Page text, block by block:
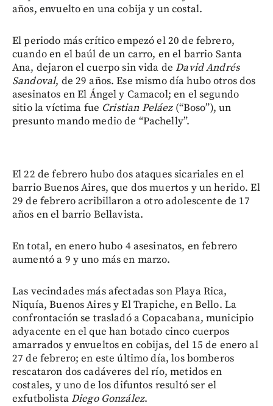
años, envuelto en una cobija y un costal.
El periodo más crítico empezó el 20 de febrero,
cuando en el baúl de un carro, en el barrio Santa
Ana, dejaron el cuerpo sin vida deDavid Andrés
Sandoval, de 29 años. Ese mismo día hubo otros dos
asesinatos en El Ángel y Camacol; en el segundo
sitio la víctima fue Cristian Peláez(“Boso”), un
presunto mando medio de “Pachelly”.
El 22 de febrero hubo dos ataques sicariales en el
barrio Buenos Aires, que dos muertos y un herido. El
29 de febrero acribillaron a otro adolescente de 17
años en el barrio Bellavista.
En total, en enero hubo 4 asesinatos, en febrero
aumentó a 9 y uno más en marzo.
Las vecindades más afectadas son Playa Rica,
Niquía, Buenos Aires y El Trapiche, en Bello. La
confrontación se trasladó a Copacabana, municipio
adyacente en el que han botado cinco cuerpos
amarrados y envueltos en cobijas, del 15 de enero al
27 de febrero; en este último día, los bomberos
rescataron dos cadáveres del río, metidos en
costales, y uno de los difuntos resultó ser el
exfutbolistaDiego González.